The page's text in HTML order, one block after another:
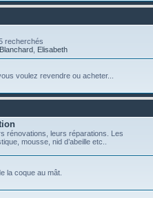
recherchés
Elisabeth
voulez revendre ou acheter...
rénovations, leurs réparations. Les
mousse, nid d’abeille etc..
la coque au mât.